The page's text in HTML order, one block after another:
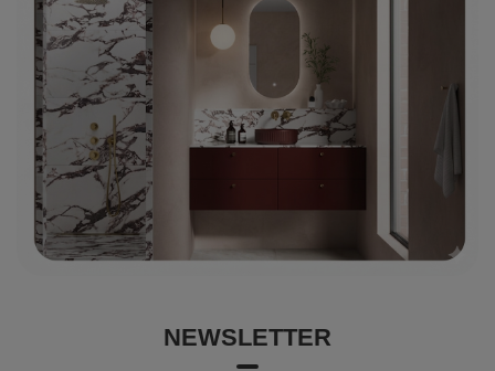
NEWSLETTER